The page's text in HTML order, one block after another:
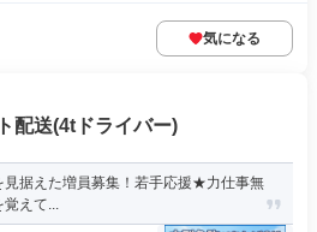
気になる
配送(4tドライバー)
見据えた増員募集！若手応援★力仕事無
覚えて...